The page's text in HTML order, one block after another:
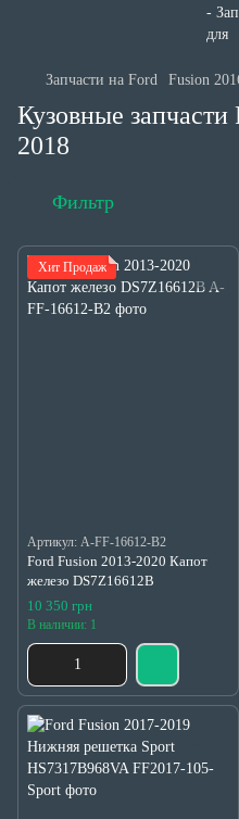
Запчасти на Ford Fusion
Кузовные
2018
Фильтр
Хит Продаж
Артикул: A-FF-16612-B2
Ford Fusion 2013-2020 Капот
железо DS7Z16612B
10 350 грн
В наличии: 1